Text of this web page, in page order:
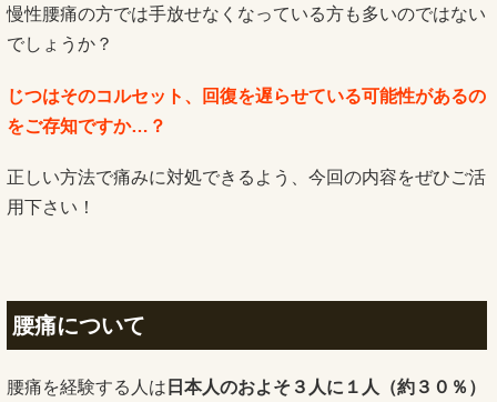
慢性腰痛の方では手放せなくなっている方も多いのではない
でしょうか？
じつはそのコルセット、回復を遅らせている可能性があるの
をご存知ですか…？
正しい方法で痛みに対処できるよう、今回の内容をぜひご活
用下さい！
腰痛について
腰痛を経験する人は 日本人のおよそ３人に１人（約３０％）